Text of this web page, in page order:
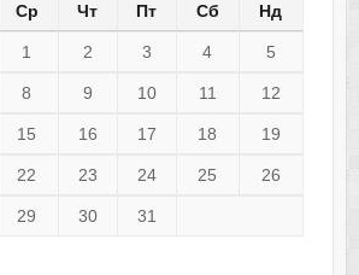
Ср Чт Пт Сб Нд
1 2 3 4 5
8 9 10 11 12
15 16 17 18 19
22 23 24 25 26
29 30
31